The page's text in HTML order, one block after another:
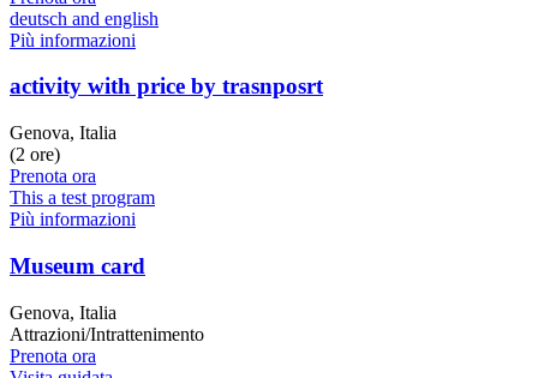
deutsch and english
Più informazioni
activity with price by trasnposrt
Genova, Italia
(2 ore)
Prenota ora
This a test program
Più informazioni
Museum card
Genova, Italia
Attrazioni/Intrattenimento
Prenota ora